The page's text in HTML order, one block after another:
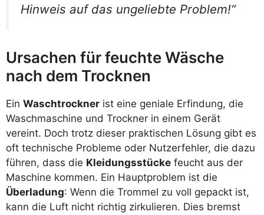
Hinweis auf das ungeliebte Problem!“
Ursachen für feuchte Wäsche
nach dem Trocknen
Ein Waschtrockner ist eine geniale Erfindung, die
Waschmaschine und Trockner in einem Gerät
vereint. Doch trotz dieser praktischen Lösung gibt es
oft technische Probleme oder Nutzerfehler, die dazu
führen, dass die Kleidungsstücke feucht aus der
Maschine kommen. Ein Hauptproblem ist die
Überladung: Wenn die Trommel zu voll gepackt ist,
kann die Luft nicht richtig zirkulieren. Dies bremst